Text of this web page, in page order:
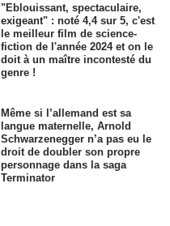
"Eblouissant, spectaculaire,
exigeant" : noté 4,4 sur 5, c'est
le meilleur film de science-
fiction de l'année 2024 et on le
doit à un maître incontesté du
genre !
Même si l’allemand est sa
langue maternelle, Arnold
Schwarzenegger n’a pas eu le
droit de doubler son propre
personnage dans la saga
Terminator